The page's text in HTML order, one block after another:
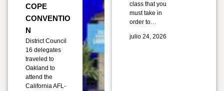
COPE
CONVENTIO
N
District Council
16 delegates
traveled to
Oakland to
attend the
California AFL-
class that you
must take in
order to…
julio 24, 2026